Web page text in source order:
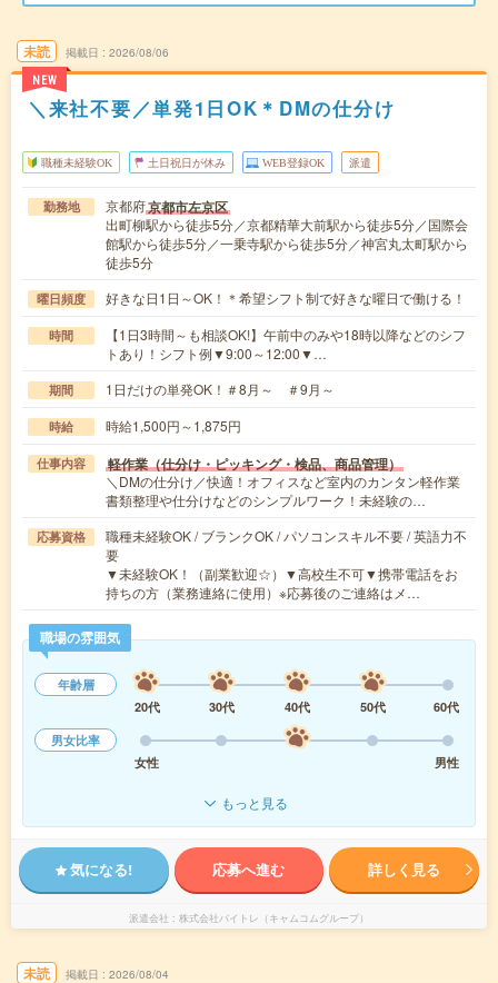
未読
NEW
掲載日 2026/08/06
＼来社不要／単発1日OK＊DMの仕分け
職種未経験OK 土日祝日が休み WEB登録OK 派遣
勤務地 京都府京都市左京区
出町柳駅から徒歩5分／京都精華大前駅から徒歩5分／国際会
館駅から徒歩5分／一乗寺駅から徒歩5分／神宮丸太町駅から
徒歩5分
曜日頻度 好きな日1日～OK！＊希望シフト制で好きな曜日で働ける！
時間
【1日3時間～も相談OK!】午前中のみや18時以降などのシフ
トあり！シフト例▼9:00～12:00▼…
期間 1日だけの単発OK！＃8月～ ＃9月～
時給 時給1,500円～1,875円
仕事内容 軽作業（仕分け・ピッキング・検品、商品管理）
＼DMの仕分け／快適！オフィスなど室内のカンタン軽作業
書類整理や仕分けなどのシンプルワーク！未経験の…
応募資格
職種未経験OK / ブランクOK / パソコンスキル不要 / 英語力不
要
▼未経験OK！（副業歓迎☆）▼高校生不可▼携帯電話をお
持ちの方（業務連絡に使用）※応募後のご連絡はメ…
職場の雰囲気
年齢層
20代
30代 40代 50代
60代
男女比率
女性
男性
もっと見る
気になる! 応募へ進む 詳しく見る
派遣会社 株式会社バイトレ（キャムコムグループ）
未読 掲載日 2026/08/04